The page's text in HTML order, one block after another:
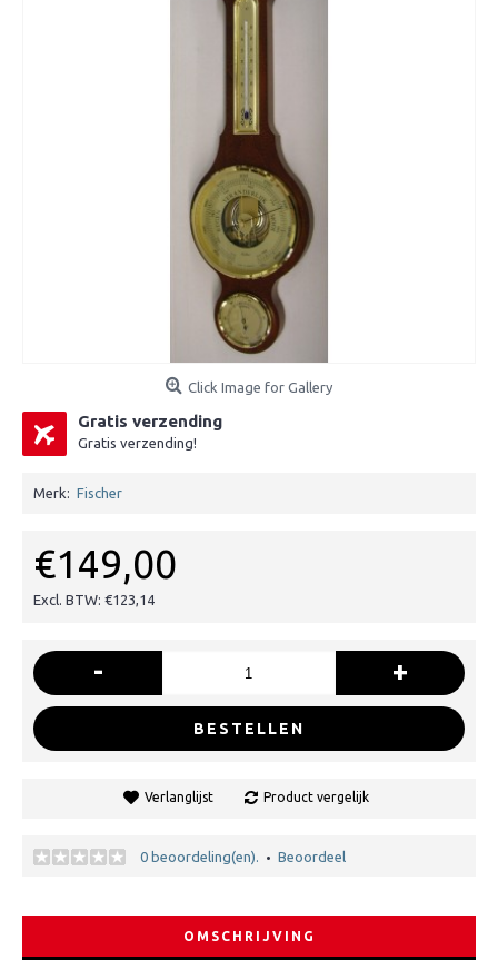
Click Image for Gallery
Gratis verzending
Gratis verzending!
Merk: Fischer
€149,00
Excl. BTW: €123,14
- +
BESTELLEN
Verlanglijst Product vergelijk
0 beoordeling(en). • Beoordeel
OMSCHRIJVING